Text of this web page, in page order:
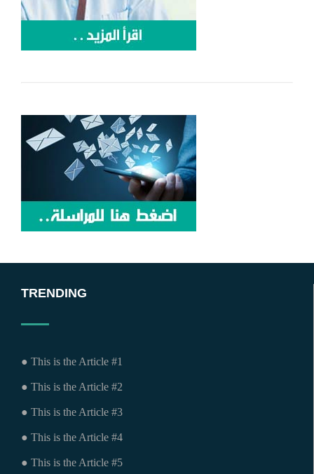
TRENDING
● This is the Article #1
● This is the Article #2
● This is the Article #3
● This is the Article #4
● This is the Article #5